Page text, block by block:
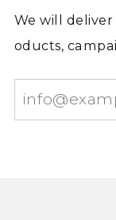
We will
oducts,